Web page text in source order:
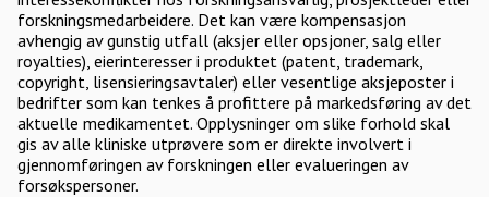
forskningsmedarbeidere. Det kan være kompensasjon
avhengig av gunstig utfall (aksjer eller opsjoner, salg eller
royalties), eierinteresser i produktet (patent, trademark,
copyright, lisensieringsavtaler) eller vesentlige aksjeposter i
bedrifter som kan tenkes å profittere på markedsføring av det
aktuelle medikamentet. Opplysninger om slike forhold skal
gis av alle kliniske utprøvere som er direkte involvert i
gjennomføringen av forskningen eller evalueringen av
forsøkspersoner.